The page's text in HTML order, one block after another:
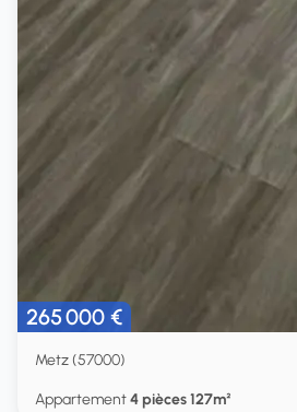
265 000 €
Metz (57000)
Appartement4 pièces 127m²